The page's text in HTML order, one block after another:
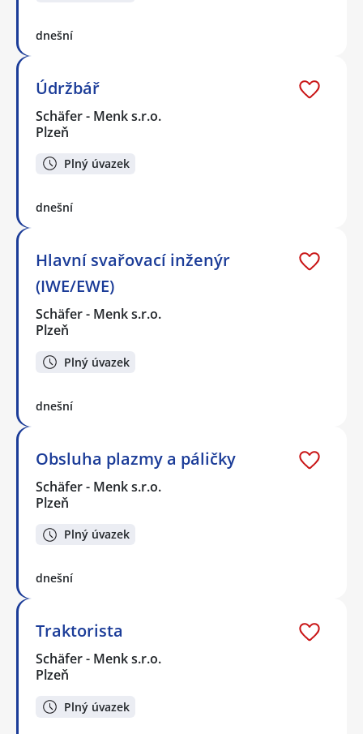
dnešní
Údržbář
Schäfer - Menk s.r.o.
Plzeň
Plný úvazek
dnešní
Hlavní svařovací inženýr
(IWE/EWE)
Schäfer - Menk s.r.o.
Plzeň
Plný úvazek
dnešní
Obsluha plazmy a páličky
Schäfer - Menk s.r.o.
Plzeň
Plný úvazek
dnešní
Traktorista
Schäfer - Menk s.r.o.
Plzeň
Plný úvazek